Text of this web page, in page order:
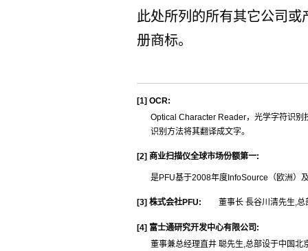
此处所列的所有其它公司
册商标。
[1] OCR:
Optical Character Reader，光学字符识别
识别方法将其翻译成文字。
[2] 商业扫描仪全球市场份额第一:
是PFU基于2008年度InfoSource（欧洲）
[3] 株式会社PFU: 董事长 長谷川清先生,
[4] 富士通研究开发中心有限公司:
董事兼总经理直井 聪先生,总部设于中国